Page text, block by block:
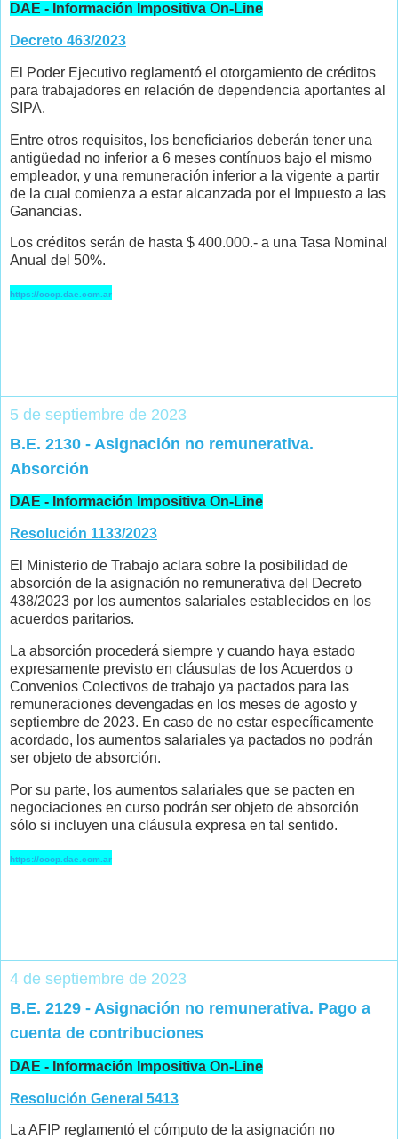
DAE - Información Impositiva On-Line
Decreto 463/2023
El Poder Ejecutivo reglamentó el otorgamiento de créditos
para trabajadores en relación de dependencia aportantes al
SIPA.
Entre otros requisitos, los beneficiarios deberán tener una
antigüedad no inferior a 6 meses contínuos bajo el mismo
empleador, y una remuneración inferior a la vigente a partir
de la cual comienza a estar alcanzada por el Impuesto a las
Ganancias.
Los créditos serán de hasta $ 400.000.- a una Tasa Nominal
Anual del 50%.
https://coop.dae.com.ar
5 de septiembre de 2023
B.E. 2130 - Asignación no remunerativa.
Absorción
DAE - Información Impositiva On-Line
Resolución 1133/2023
El Ministerio de Trabajo aclara sobre la posibilidad de
absorción de la asignación no remunerativa del Decreto
438/2023 por los aumentos salariales establecidos en los
acuerdos paritarios.
La absorción procederá siempre y cuando haya estado
expresamente previsto en cláusulas de los Acuerdos o
Convenios Colectivos de trabajo ya pactados para las
remuneraciones devengadas en los meses de agosto y
septiembre de 2023. En caso de no estar específicamente
acordado, los aumentos salariales ya pactados no podrán
ser objeto de absorción.
Por su parte, los aumentos salariales que se pacten en
negociaciones en curso podrán ser objeto de absorción
sólo si incluyen una cláusula expresa en tal sentido.
https://coop.dae.com.ar
4 de septiembre de 2023
B.E. 2129 - Asignación no remunerativa. Pago a
cuenta de contribuciones
DAE - Información Impositiva On-Line
Resolución General 5413
La AFIP reglamentó el cómputo de la asignación no